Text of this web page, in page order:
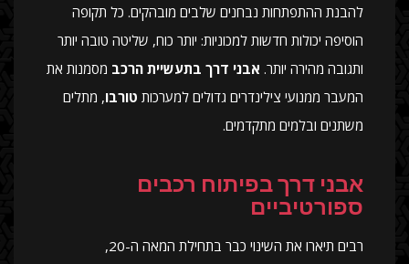
להבנת ההתפתחות נבחנים שלבים מובהקים. כל תקופה
הוסיפה יכולות חדשות למכוניות: יותר כוח, שליטה טובה יותר
ותגובה מהירה יותר. אבני דרך בתעשיית הרכב מסמנות את
המעבר ממנועי צילינדרים גדולים למערכות טורבו, מתלים
משתנים ובלמים מתקדמים.
אבני דרך בפיתוח רכבים
ספורטיביים
רבים תיארו את השינוי כבר בתחילת המאה ה-20,